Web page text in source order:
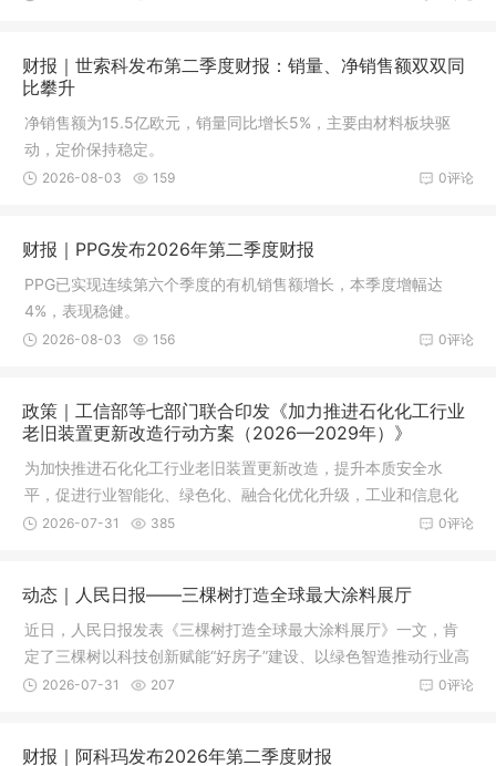
财报｜世索科发布第二季度财报：销量、净销售额双双同
比攀升
净销售额为15.5亿欧元，销量同比增长5%，主要由材料板块驱
动，定价保持稳定。
0评论
2026-08-03 159
财报｜PPG发布2026年第二季度财报
PPG已实现连续第六个季度的有机销售额增长，本季度增幅达
4%，表现稳健。
0评论
2026-08-03 156
政策｜工信部等七部门联合印发《加力推进石化化工行业
老旧装置更新改造行动方案（2026—2029年）》
为加快推进石化化工行业老旧装置更新改造，提升本质安全水
平，促进行业智能化、绿色化、融合化优化升级，工业和信息化
部、国家发展改革委、生态环境部、应急管理部、中国人民银
年）》
0评论
2026-07-31 385
动态｜人民日报——三棵树打造全球最大涂料展厅
近日，人民日报发表《三棵树打造全球最大涂料展厅》一文，肯
定了三棵树以科技创新赋能“好房子”建设、以绿色智造推动行业高
质量发展的探索与实践。
0评论
2026-07-31 207
财报｜阿科玛发布2026年第二季度财报